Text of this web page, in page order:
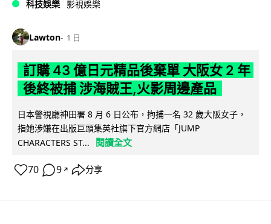
科技娛樂 影視娛樂
Lawton 1 日
訂購 43 億日元精品後棄單 大阪女 2 年
後終被捕 涉海賊王,火影周邊產品
日本警視廳神田署 8 月 6 日公布，拘捕一名 32 歲大阪女子，
指她涉嫌在出版巨頭集英社旗下官方網店「JUMP
CHARACTERS ST...
閱讀全文
70 9 ↗ 分享